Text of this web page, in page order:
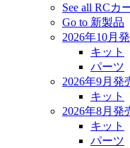
See all RCカ
Go to 新製品
2026年10月
キット
パーツ
2026年9月発
キット
2026年8月発
キット
パーツ